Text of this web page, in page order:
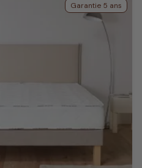
Garantie 5 ans